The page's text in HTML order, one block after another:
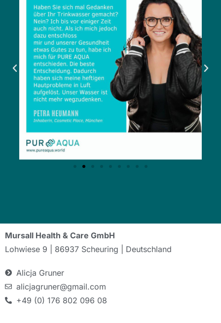
Mursall Health & Care GmbH
Lohwiese 9 | 86937 Scheuring | Deutschland
Alicja Gruner
alicjagruner@gmail.com
+49 (0) 176 802 096 08